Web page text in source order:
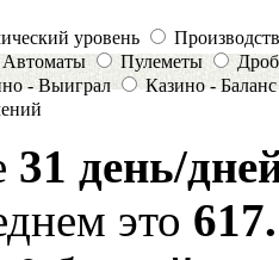
уровень
Автоматы Пулеметы
- Выиграл
Казино - Баланс
31 день/
это